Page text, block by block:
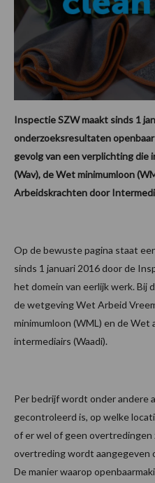
Inspectie SZW maakt sinds 1
onderzoeksresultaten
gevolg van een verplichting die
(Wav), de Wet minimumloon
Arbeidskrachten door
Op de bewuste pagina staat
sinds 1 januari 2016 door de
het domein van eerlijk werk. Bij
de wetgeving Wet Arbeid
minimumloon (WML) en de
intermediairs (Waadi).
Per bedrijf wordt onder andere
gecontroleerd is, op welke
of er wel of geen overtredingen
overtreding wordt aangegeven
De manier waarop